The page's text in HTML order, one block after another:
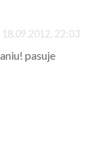
18.09.2012, 22:03
pasuje